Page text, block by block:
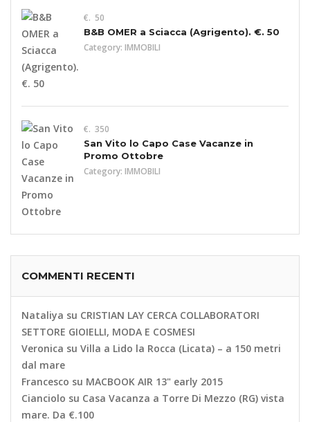
€. 50
B&B OMER a Sciacca (Agrigento). €. 50
Category: IMMOBILI
€. 350
San Vito lo Capo Case Vacanze in
Promo Ottobre
Category: IMMOBILI
COMMENTI RECENTI
Nataliya su CRISTIAN LAY CERCA COLLABORATORI
SETTORE GIOIELLI, MODA E COSMESI
Veronica su Villa a Lido la Rocca (Licata) – a 150 metri
dal mare
Francesco su MACBOOK AIR 13" early 2015
Cianciolo su Casa Vacanza a Torre Di Mezzo (RG) vista
mare. Da €.100